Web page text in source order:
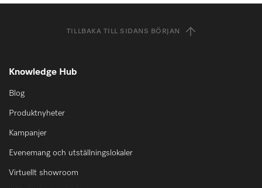
TILLBAKA TILL SIDANS BÖRJAN
Knowledge Hub
Blog
Produktnyheter
Kampanjer
Evenemang och utställningslokaler
Virtuellt showroom